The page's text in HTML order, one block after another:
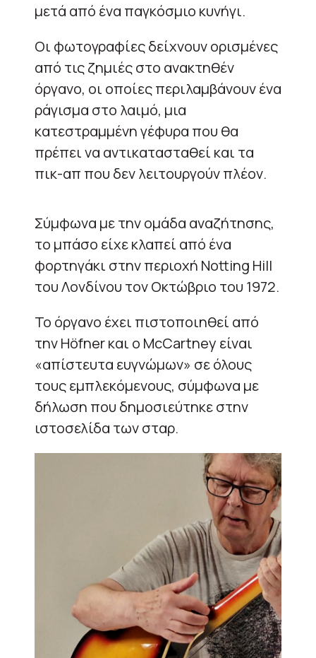
μετά από ένα παγκόσμιο κυνήγι.
Οι φωτογραφίες δείχνουν ορισμένες
από τις ζημιές στο ανακτηθέν
όργανο, οι οποίες περιλαμβάνουν ένα
ράγισμα στο λαιμό, μια
κατεστραμμένη γέφυρα που θα
πρέπει να αντικατασταθεί και τα
πικ-απ που δεν λειτουργούν πλέον.
Σύμφωνα με την ομάδα αναζήτησης,
το μπάσο είχε κλαπεί από ένα
φορτηγάκι στην περιοχή Notting Hill
του Λονδίνου τον Οκτώβριο του 1972.
Το όργανο έχει πιστοποιηθεί από
την Höfner και ο McCartney είναι
«απίστευτα ευγνώμων» σε όλους
τους εμπλεκόμενους, σύμφωνα με
δήλωση που δημοσιεύτηκε στην
ιστοσελίδα των σταρ.